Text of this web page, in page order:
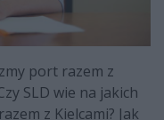
port razem z
SLD wie na jakich
z Kielcami? Jak